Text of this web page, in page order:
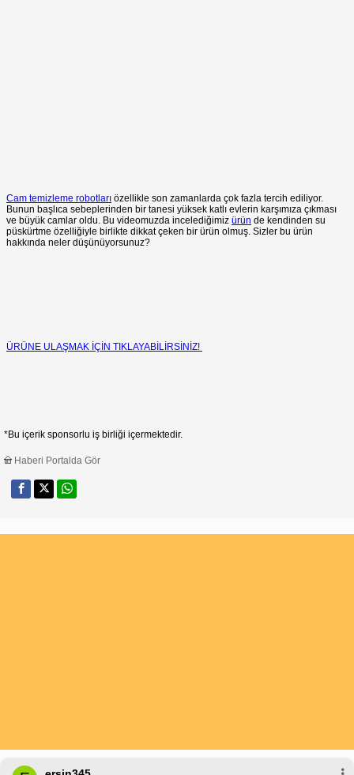
Cam temizleme robotları özellikle son zamanlarda çok fazla tercih ediliyor.
Bunun başlıca sebeplerinden bir tanesi yüksek katlı evlerin karşımıza çıkması
ve büyük camlar oldu. Bu videomuzda incelediğimiz ürün de kendinden su
püskürtme özelliğiyle birlikte dikkat çeken bir ürün olmuş. Sizler bu ürün
hakkında neler düşünüyorsunuz?
ÜRÜNE ULAŞMAK İÇİN TIKLAYABİLİRSİNİZ!
*Bu içerik sponsorlu iş birliği içermektedir.
Haberi Portalda Gör